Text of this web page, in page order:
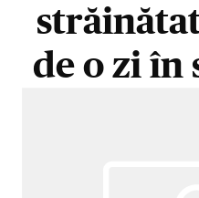
de o zi în